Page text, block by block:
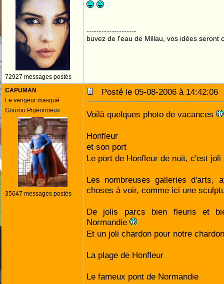
72927 messages postés
--------------------
buvez de l'eau de Millau, vos idées seront
CAPUMAN
Le vengeur masqué
Gourou Pigeonneux
35647 messages postés
Posté le 05-08-2006 à
Voilà quelques photo de vacances
Honfleur
et son port
Le port de Honfleur de nuit, c'est joli
Les nombreuses galleries d'arts,
choses à voir, comme ici une
De jolis parcs bien fleuris et
Normandie
Et un joli chardon pour notre
La plage de Honfleur
Le fameux pont de Normandie